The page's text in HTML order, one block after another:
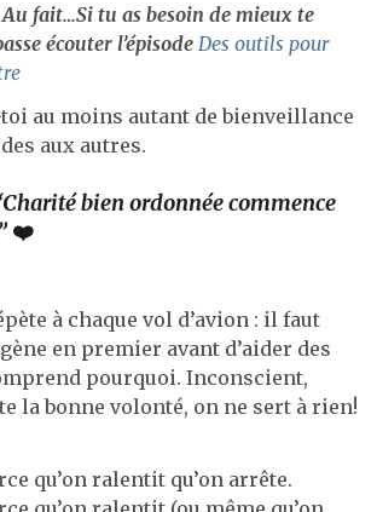
Au fait…Si tu as besoin de mieux te
écouter l’épisode Des outils pour
au moins autant de bienveillance
aux autres.
bien ordonnée commence
❤️
à chaque vol d’avion : il faut
en premier avant d’aider des
pourquoi. Inconscient,
la bonne volonté, on ne sert à rien!
qu’on ralentit qu’on arrête.